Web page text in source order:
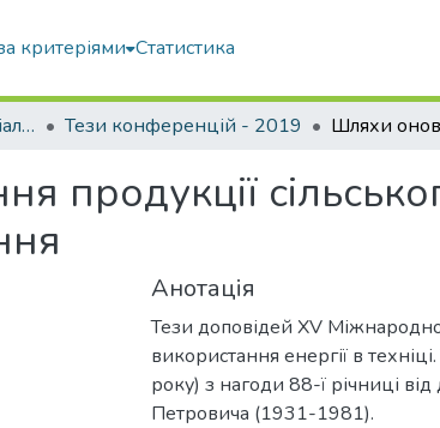
критеріями Статистика
Конференції та матеріали конференцій Тези конференцій - 2019
продукції
Анотація
Тези доповідей XV
використання енергії в
року) з нагоди 88-ї річниці
Петровича (1931-1981).